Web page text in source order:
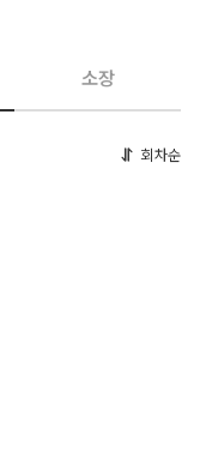
소장
회차순